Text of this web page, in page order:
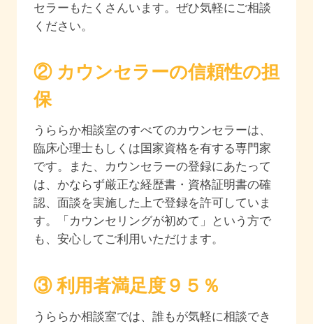
セラーもたくさんいます。ぜひ気軽にご相談
ください。
② カウンセラーの信頼性の担
保
うららか相談室のすべてのカウンセラーは、
臨床心理士もしくは国家資格を有する専門家
です。また、カウンセラーの登録にあたって
は、かならず厳正な経歴書・資格証明書の確
認、面談を実施した上で登録を許可していま
す。「カウンセリングが初めて」という方で
も、安心してご利用いただけます。
③ 利用者満足度９５ ％
うららか相談室では、誰もが気軽に相談でき